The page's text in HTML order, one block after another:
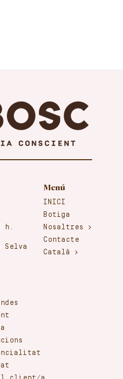
Menú
INICI
Botiga
Nosaltres
Contacte
Català
h.
Selva